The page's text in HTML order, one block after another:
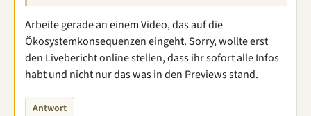
Arbeite gerade an einem Video, das auf die
Ökosystemkonsequenzen eingeht. Sorry, wollte erst
den Livebericht online stellen, dass ihr sofort alle Infos
habt und nicht nur das was in den Previews stand.
Antwort